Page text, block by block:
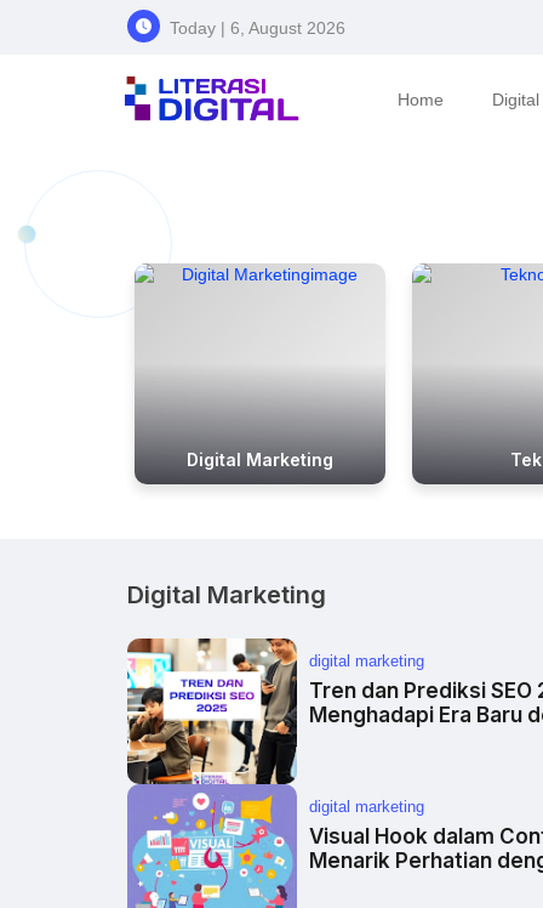
Today | 6, August 2026
Home
Digital Marketing
Digital Marketing
digital marketing
Tren dan Prediksi SEO
Menghadapi Era Baru
digital marketing
Visual Hook dalam
Menarik Perhatian